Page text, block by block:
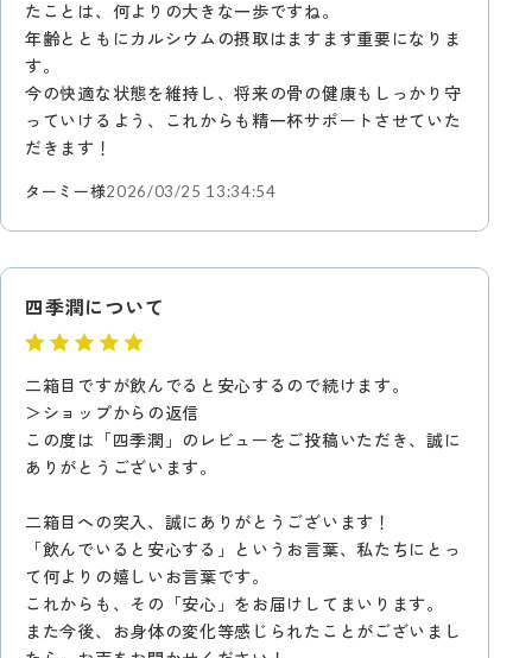
たことは、何よりの大きな一歩ですね。
年齢とともにカルシウムの摂取はますます重要になりま
す。
今の快適な状態を維持し、将来の骨の健康もしっかり守
っていけるよう、これからも精一杯サポートさせていた
だきます！
ターミー様2026/03/25 13:34:54
四季潤について
二箱目ですが飲んでると安心するので続けます。
＞ショップからの返信
この度は「四季潤」のレビューをご投稿いただき、誠に
ありがとうございます。
二箱目への突入、誠にありがとうございます！
「飲んでいると安心する」というお言葉、私たちにとっ
て何よりの嬉しいお言葉です。
これからも、その「安心」をお届けしてまいります。
また今後、お身体の変化等感じられたことがございまし